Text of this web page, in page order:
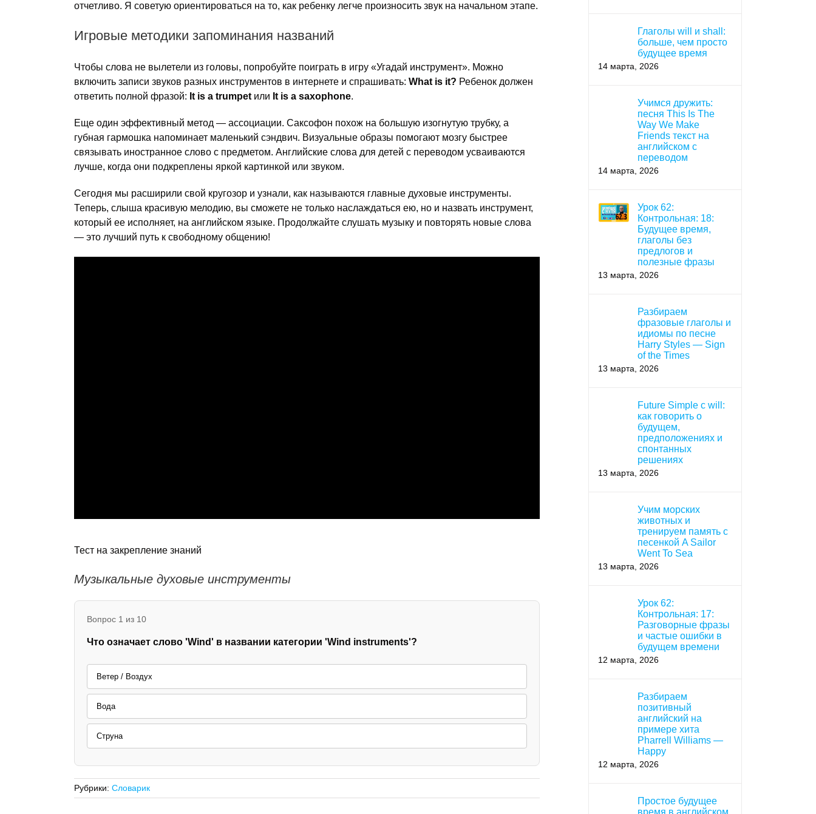
отчетливо. Я советую ориентироваться на то, как ребенку легче произносить звук на начальном этапе.
Игровые методики запоминания названий
Чтобы слова не вылетели из головы, попробуйте поиграть в игру «Угадай инструмент». Можно
включить записи звуков разных инструментов в интернете и спрашивать: What is it? Ребенок должен
ответить полной фразой: It is a trumpet или It is a saxophone.
Еще один эффективный метод — ассоциации. Саксофон похож на большую изогнутую трубку, а
губная гармошка напоминает маленький сэндвич. Визуальные образы помогают мозгу быстрее
связывать иностранное слово с предметом. Английские слова для детей с переводом усваиваются
лучше, когда они подкреплены яркой картинкой или звуком.
Сегодня мы расширили свой кругозор и узнали, как называются главные духовые инструменты.
Теперь, слыша красивую мелодию, вы сможете не только наслаждаться ею, но и назвать инструмент,
который ее исполняет, на английском языке. Продолжайте слушать музыку и повторять новые слова
— это лучший путь к свободному общению!
Тест на закрепление знаний
Музыкальные духовые инструменты
Вопрос 1 из 10
Что означает слово 'Wind' в названии категории 'Wind instruments'?
Ветер / Воздух
Вода
Струна
Рубрики: Словарик
Глаголы will и shall:
больше, чем просто
будущее время
14 марта, 2026
Учимся дружить:
песня This Is The
Way We Make
Friends текст на
английском с
переводом
14 марта, 2026
Урок 62:
Контрольная: 18:
Будущее время,
глаголы без
предлогов и
полезные фразы
13 марта, 2026
Разбираем
фразовые глаголы и
идиомы по песне
Harry Styles — Sign
of the Times
13 марта, 2026
Future Simple с will:
как говорить о
будущем,
предположениях и
спонтанных
решениях
13 марта, 2026
Учим морских
животных и
тренируем память с
песенкой A Sailor
Went To Sea
13 марта, 2026
Урок 62:
Контрольная: 17:
Разговорные фразы
и частые ошибки в
будущем времени
12 марта, 2026
Разбираем
позитивный
английский на
примере хита
Pharrell Williams —
Happy
12 марта, 2026
Простое будущее
время в английском